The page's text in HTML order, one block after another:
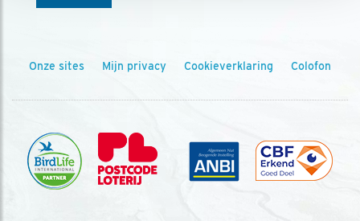
Onze sites Mijn privacy Cookieverklaring Colofon